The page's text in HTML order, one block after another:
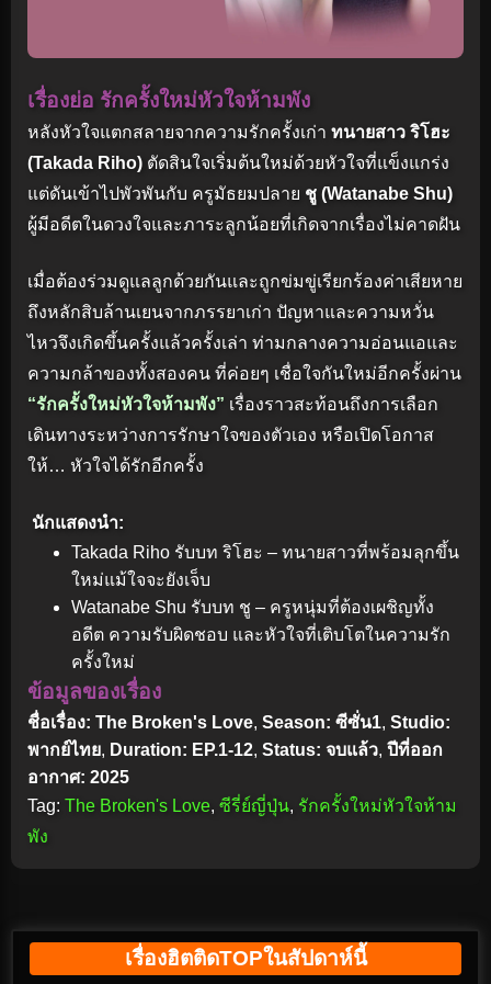
เรื่องย่อ รักครั้งใหม่หัวใจห้ามพัง
หลังหัวใจแตกสลายจากความรักครั้งเก่า ทนายสาว ริโฮะ
(Takada Riho) ตัดสินใจเริ่มต้นใหม่ด้วยหัวใจที่แข็งแกร่ง
แต่ดันเข้าไปพัวพันกับ ครูมัธยมปลาย ชู (Watanabe Shu)
ผู้มีอดีตในดวงใจและภาระลูกน้อยที่เกิดจากเรื่องไม่คาดฝัน
เมื่อต้องร่วมดูแลลูกด้วยกันและถูกข่มขู่เรียกร้องค่าเสียหาย
ถึงหลักสิบล้านเยนจากภรรยาเก่า ปัญหาและความหวั่น
ไหวจึงเกิดขึ้นครั้งแล้วครั้งเล่า ท่ามกลางความอ่อนแอและ
ความกล้าของทั้งสองคน ที่ค่อยๆ เชื่อใจกันใหม่อีกครั้งผ่าน
“รักครั้งใหม่หัวใจห้ามพัง” เรื่องราวสะท้อนถึงการเลือก
เดินทางระหว่างการรักษาใจของตัวเอง หรือเปิดโอกาส
ให้… หัวใจได้รักอีกครั้ง
นักแสดงนำ:
Takada Riho รับบท ริโฮะ – ทนายสาวที่พร้อมลุกขึ้น
ใหม่แม้ใจจะยังเจ็บ
Watanabe Shu รับบท ชู – ครูหนุ่มที่ต้องเผชิญทั้ง
อดีต ความรับผิดชอบ และหัวใจที่เติบโตในความรัก
ครั้งใหม่
ข้อมูลของเรื่อง
ชื่อเรื่อง: The Broken's Love, Season: ซีซั่น1, Studio:
พากย์ไทย, Duration: EP.1-12, Status: จบแล้ว, ปีที่ออก
อากาศ: 2025
Tag: The Broken's Love, ซีรี่ย์ญี่ปุ่น, รักครั้งใหม่หัวใจห้าม
พัง
เรื่องฮิตติดTOPในสัปดาห์นี้